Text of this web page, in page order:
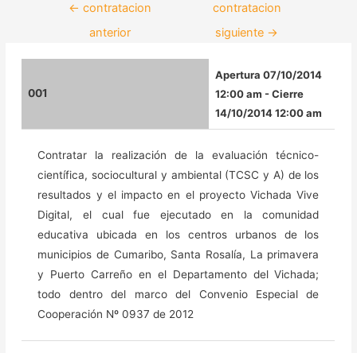
← contratacion
anterior
contratacion
siguiente →
001
Apertura 07/10/2014
12:00 am - Cierre
14/10/2014 12:00 am
Contratar la realización de la evaluación técnico-
científica, sociocultural y ambiental (TCSC y A) de los
resultados y el impacto en el proyecto Vichada Vive
Digital, el cual fue ejecutado en la comunidad
educativa ubicada en los centros urbanos de los
municipios de Cumaribo, Santa Rosalía, La primavera
y Puerto Carreño en el Departamento del Vichada;
todo dentro del marco del Convenio Especial de
Cooperación Nº 0937 de 2012